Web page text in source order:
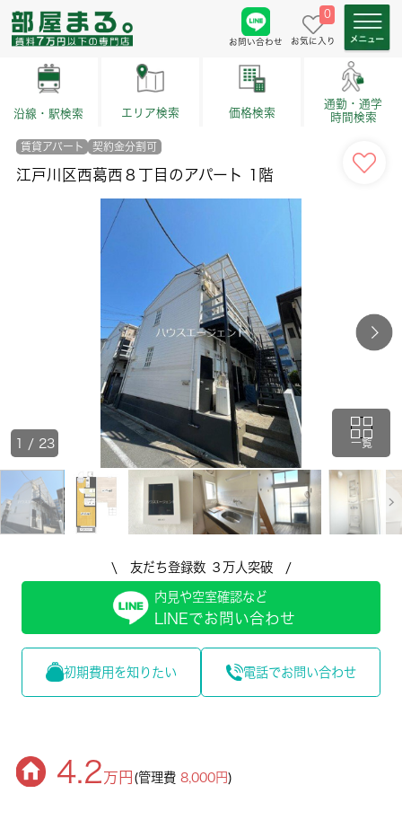
お問い合わせ
0
お気に入り
沿線・駅検索 エリア検索 価格検索
通勤・通学
時間検索
賃貸アパート 契約金分割可
江戸川区西葛西８丁目のアパート 1階
一覧
1 / 23
\ 友だち登録数 ３万人突破 /
内見や空室確認など
LINEでお問い合わせ
初期費用を知りたい 電話でお問い合わせ
4.2万円 (管理費8,000円)